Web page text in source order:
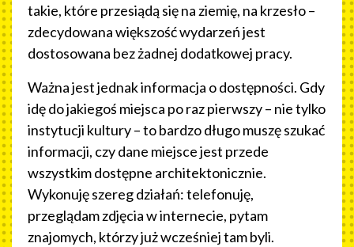
takie, które przesiądą się na ziemię, na krzesło –
zdecydowana większość wydarzeń jest
dostosowana bez żadnej dodatkowej pracy.
Ważna jest jednak informacja o dostępności. Gdy
idę do jakiegoś miejsca po raz pierwszy – nie tylko
instytucji kultury – to bardzo długo muszę szukać
informacji, czy dane miejsce jest przede
wszystkim dostępne architektonicznie.
Wykonuję szereg działań: telefonuję,
przeglądam zdjęcia w internecie, pytam
znajomych, którzy już wcześniej tam byli.